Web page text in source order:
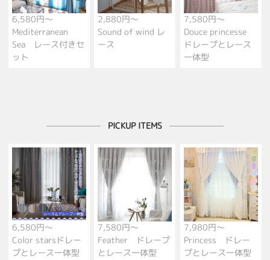
6,580円～
Mediterranean
Sea レース付きセ
ット
2,880円～
Sound of wind レ
ース
7,580円～
Douce princesse
ドレープとレース
一体型
PICKUP ITEMS
6,580円～
Color starsドレー
プとレース一体型
7,580円～
Feather ドレープ
とレース一体型
7,980円～
Princess ドレー
プとレース一体型